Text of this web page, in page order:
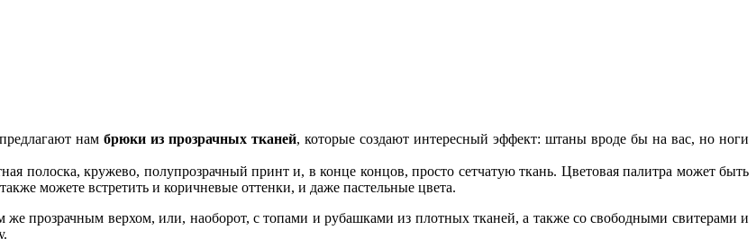
нам брюки из прозрачных тканей, которые создают интересный эффект: штаны вроде бы на вас, но ноги
полоска, кружево, полупрозрачный принт и, в конце концов, просто сетчатую ткань. Цветовая палитра может быть
можете встретить и коричневые оттенки, и даже пастельные цвета.
прозрачным верхом, или, наоборот, с топами и рубашками из плотных тканей, а также со свободными свитерами и